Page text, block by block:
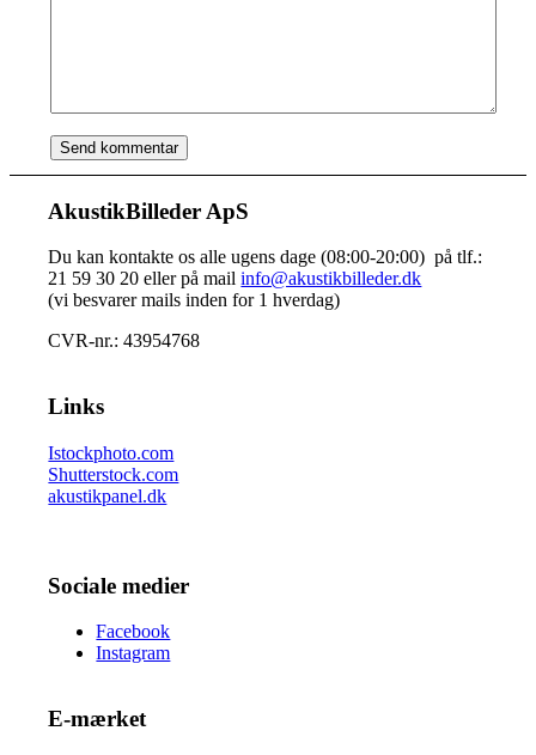
AkustikBilleder ApS
Du kan kontakte os alle ugens dage (08:00-20:00) på tlf.:
21 59 30 20 eller på mailinfo@akustikbilleder.dk
(vi besvarer mails inden for 1 hverdag)
CVR-nr.: 43954768
Links
Istockphoto.com
Shutterstock.com
akustikpanel.dk
Sociale medier
Facebook
Instagram
E-mærket